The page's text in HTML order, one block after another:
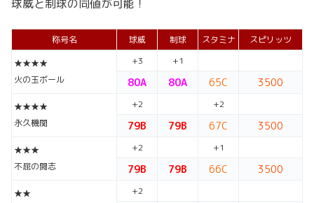
球威と制球の同値が可能！
称号名 球威 制球 スタミナ
スピリッツ
★★★★
火の玉ボール
+3 +1
80A 80A 65C 3500
★★★★
永久機関
+2 +2
79B 79B 67C 3500
★★★
不屈の闘志
+2 +1
79B 79B 66C 3500
★★
+2